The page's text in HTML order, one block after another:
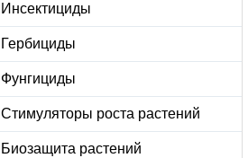
Инсектициды
Гербициды
Фунгициды
Стимуляторы роста растений
Биозащита растений